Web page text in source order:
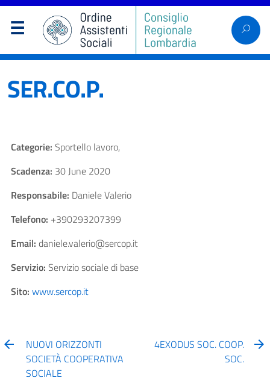
SER.CO.P.
Categorie: Sportello lavoro,
Scadenza: 30 June 2020
Responsabile: Daniele Valerio
Telefono: +390293207399
Email: daniele.valerio@sercop.it
Servizio: Servizio sociale di base
Sito: www.sercop.it
NUOVI ORIZZONTI
SOCIETÀ COOPERATIVA
SOCIALE
4EXODUS SOC. COOP.
SOC.